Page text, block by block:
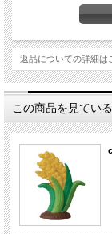
返品についての詳細は
この商品を見てい